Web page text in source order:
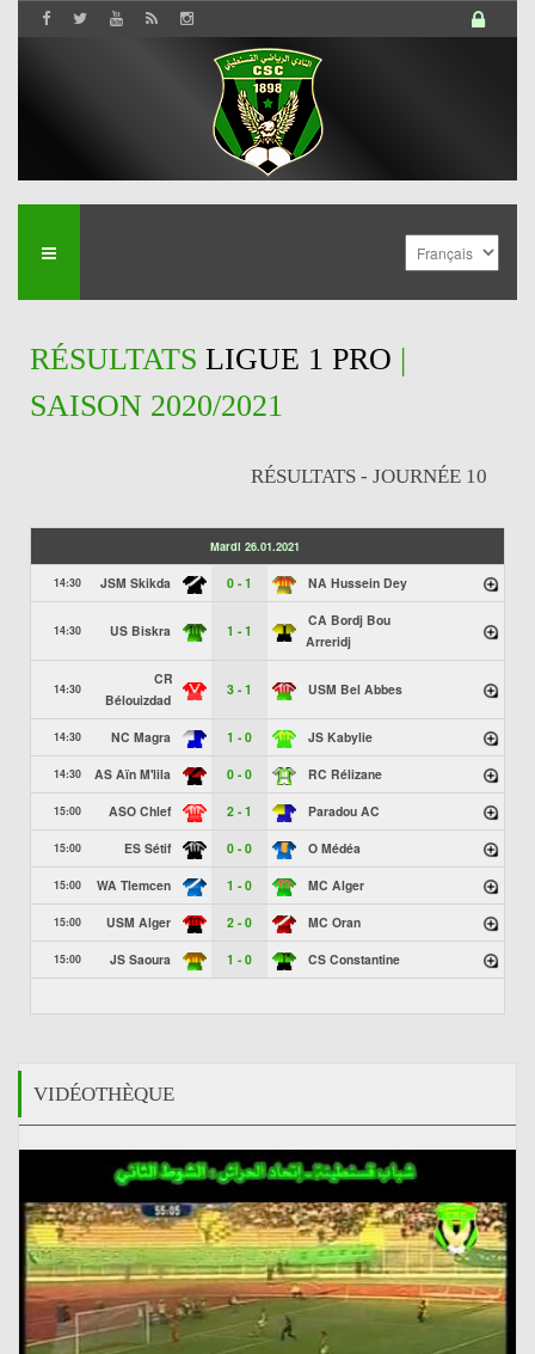
RÉSULTATS LIGUE 1 PRO |
SAISON 2020/2021
RÉSULTATS - JOURNÉE 10
Mardi 26.01.2021
14:30 JSM Skikda 0 - 1 NA Hussein Dey
14:30 US Biskra 1 - 1
CA Bordj Bou
Arreridj
14:30
CR
Bélouizdad
3 - 1 USM Bel Abbes
14:30 NC Magra 1 - 0 JS Kabylie
14:30 AS Aïn M'lila 0 - 0 RC Rélizane
15:00 ASO Chlef 2 - 1 Paradou AC
15:00 ES Sétif 0 - 0 O Médéa
15:00 WA Tlemcen 1 - 0 MC Alger
15:00 USM Alger 2 - 0 MC Oran
15:00 JS Saoura 1 - 0 CS Constantine
VIDÉOTHÈQUE